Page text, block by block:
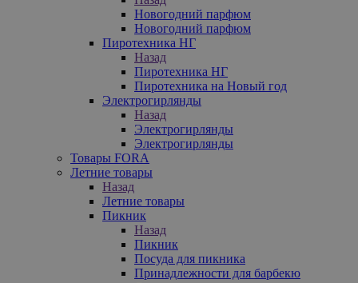
Новогодний парфюм
Новогодний парфюм
Пиротехника НГ
Назад
Пиротехника НГ
Пиротехника на Новый год
Электрогирлянды
Назад
Электрогирлянды
Электрогирлянды
Товары FORA
Летние товары
Назад
Летние товары
Пикник
Назад
Пикник
Посуда для пикника
Принадлежности для барбекю